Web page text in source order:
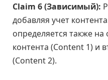
Claim 6 (Зависимый):
добавляя учет
определяется также
контента (Content 1) и
(Content 2).